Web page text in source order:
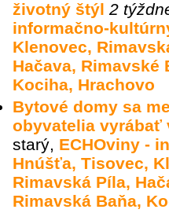
životný štýl 2
informačno-
Klenovec,
Hačava, Rimavské
Kociha, Hrachovo
Bytové domy sa
obyvatelia vyrábať
starý, ECHOviny -
Hnúšťa, Tisovec,
Rimavská Píla,
Rimavská Baňa,